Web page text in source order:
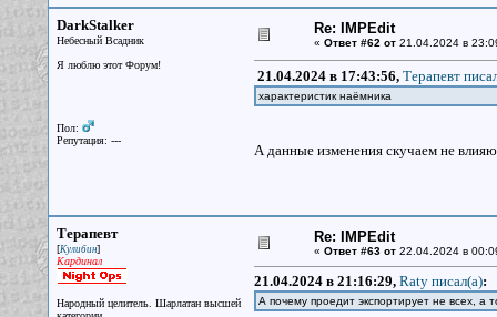
DarkStalker
Небесный Всадник
Я люблю этот Форум!
Пол:
Репутация: ---
Re: IMPEdit
« Ответ #62 от21.04.2024 в
21.04.2024 в 17:43:56, Терапевт
характеристик наёмника
А данные изменения скучаем не
Терапевт
[Кулибин]
Кардинал
Народный целитель. Шарлатан высшей
Re: IMPEdit
« Ответ #63 от22.04.2024 в
21.04.2024 в 21:16:29, Raty писал(a):
А почему проедит экспортирует не всех, а